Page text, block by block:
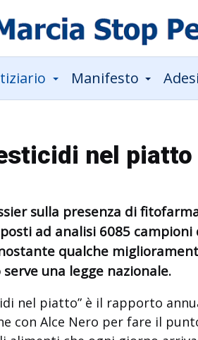
Manifesto
nel piatto
sulla presenza di
ad analisi 6085
qualche
una legge nazionale.
nel piatto” è il rapporto
con Alce Nero per fare il